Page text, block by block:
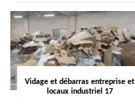
Vidage et débarras entreprise et
locaux industriel 17